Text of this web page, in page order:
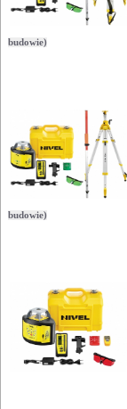
budowie)
budowie)